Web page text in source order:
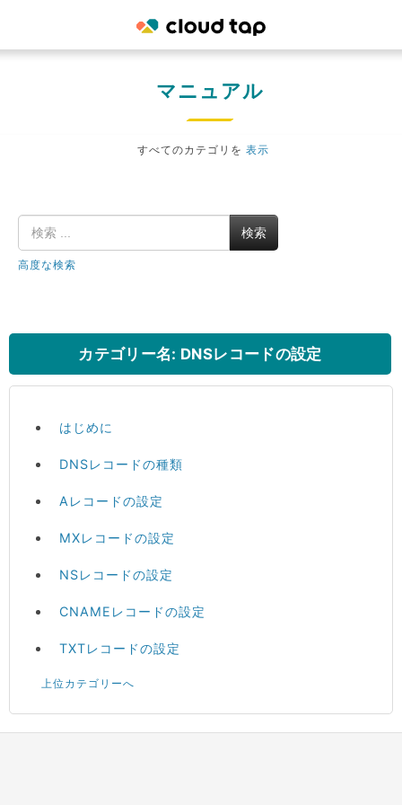
マニュアル
すべてのカテゴリを 表示
検索
高度な検索
カテゴリー名: DNSレコードの設定
はじめに
DNSレコードの種類
Aレコードの設定
MXレコードの設定
NSレコードの設定
CNAMEレコードの設定
TXTレコードの設定
上位カテゴリーへ